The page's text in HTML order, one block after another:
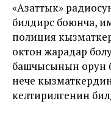
«Азаттык»
билдирүүсү боюнча,
полиция
октон жарадар
башчысынын орун
нече
келтирилгенин